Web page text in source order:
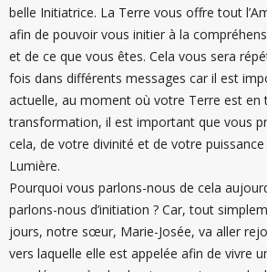
belle Initiatrice. La Terre vous offre tout
afin de pouvoir vous initier à la
et de ce que vous êtes. Cela vous sera
fois dans différents messages car il est
actuelle, au moment où votre Terre est en
transformation, il est important que vous
cela, de votre divinité et de votre puissance
Lumière.
Pourquoi vous parlons-nous de cela
parlons-nous d’initiation ? Car, tout
jours, notre sœur, Marie-Josée, va aller
vers laquelle elle est appelée afin de vivre